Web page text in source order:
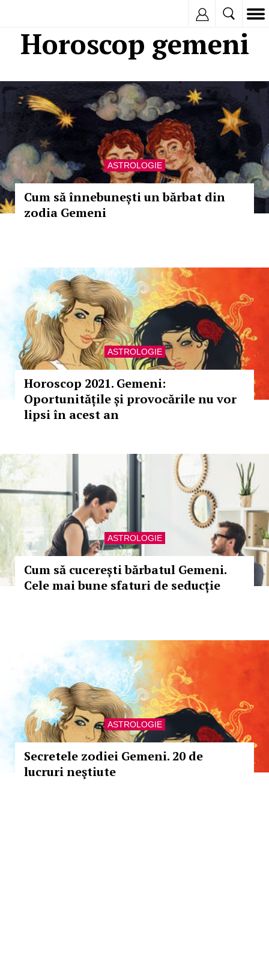
Horoscop gemeni
ASTROLOGIE
Cum să înnebunești un bărbat din
zodia Gemeni
ASTROLOGIE
Horoscop 2021. Gemeni:
Oportunitățile și provocările nu vor
lipsi în acest an
ASTROLOGIE
Cum să cucerești bărbatul Gemeni.
Cele mai bune sfaturi de seducție
ASTROLOGIE
Secretele zodiei Gemeni. 20 de
lucruri neştiute